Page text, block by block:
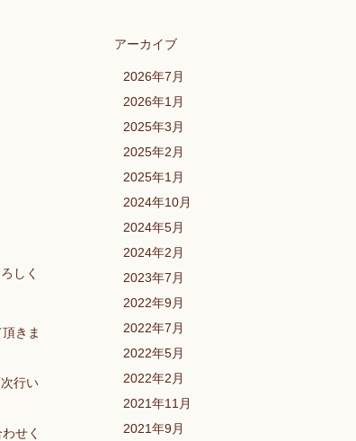
しく
きま
行い
せく
アーカイブ
2026年7月
2026年1月
2025年3月
2025年2月
2025年1月
2024年10月
2024年5月
2024年2月
2023年7月
2022年9月
2022年7月
2022年5月
2022年2月
2021年11月
2021年9月